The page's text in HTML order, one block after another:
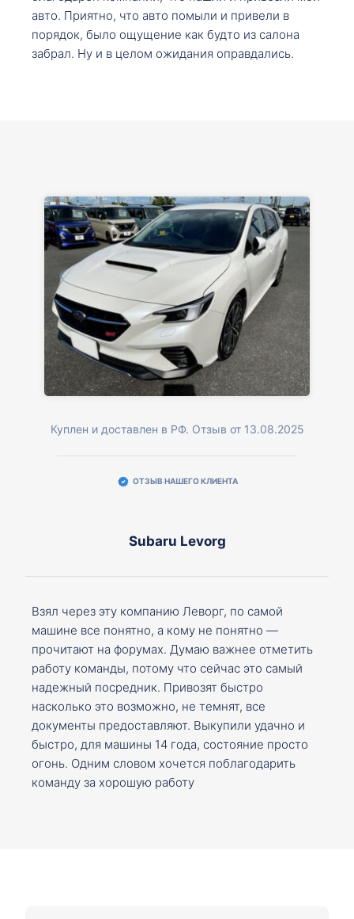
авто. Приятно, что авто помыли и привели в
порядок, было ощущение как будто из салона
забрал. Ну и в целом ожидания оправдались.
Куплен и доставлен в РФ. Отзыв от 13.08.2025
ОТЗЫВ НАШЕГО КЛИЕНТА
Subaru Levorg
Взял через эту компанию Леворг, по самой
машине все понятно, а кому не понятно —
прочитают на форумах. Думаю важнее отметить
работу команды, потому что сейчас это самый
надежный посредник. Привозят быстро
насколько это возможно, не темнят, все
документы предоставляют. Выкупили удачно и
быстро, для машины 14 года, состояние просто
огонь. Одним словом хочется поблагодарить
команду за хорошую работу